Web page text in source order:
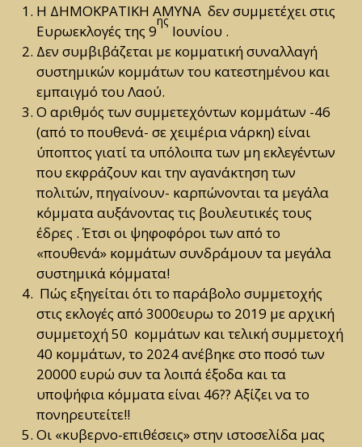
Η ΔΗΜΟΚΡΑΤΙΚΗ ΑΜΥΝΑ δεν συμμετέχει στις
Ευρωεκλογές της 9
ης
Ιουνίου .
Δεν συμβιβάζεται με κομματική συναλλαγή
συστημικών κομμάτων του κατεστημένου και
εμπαιγμό του Λαού.
Ο αριθμός των συμμετεχόντων κομμάτων -46
(από το πουθενά- σε χειμέρια νάρκη) είναι
ύποπτος γιατί τα υπόλοιπα των μη εκλεγέντων
που εκφράζουν και την αγανάκτηση των
πολιτών, πηγαίνουν- καρπώνονται τα μεγάλα
κόμματα αυξάνοντας τις βουλευτικές τους
έδρες . Έτσι οι ψηφοφόροι των από το
«πουθενά» κομμάτων συνδράμουν τα μεγάλα
συστημικά κόμματα!
Πώς εξηγείται ότι το παράβολο συμμετοχής
στις εκλογές από 3000ευρω το 2019 με αρχική
συμμετοχή 50 κομμάτων και τελική συμμετοχή
40 κομμάτων, το 2024 ανέβηκε στο ποσό των
20000 ευρώ συν τα λοιπά έξοδα και τα
υποψήφια κόμματα είναι 46?? Αξίζει να το
πονηρευτείτε!!
Οι «κυβερνο-επιθέσεις» στην ιστοσελίδα μας